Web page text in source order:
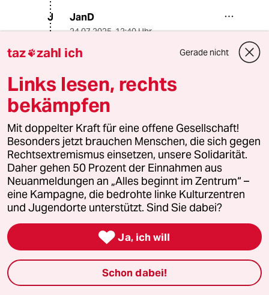
J JanD
24.07.2025,12:40 Uhr
@Christian Deinhart:
22-23 ist der Medienlohn in DE. Mehr
gibt es am Band bei Daimler.
Janix
24.07.2025 ,17:49 Uhr
@JanD:
Die Autoindustrie wird von uns allen
teuer mitbezahlt, über die offenen
und verdeckten Zuschüsse bzw. die
ganzen nicht selbst gezahlten
den Vorarbeiter, der finanziell und
von den Bedingungen viele
Akademikers in den Senkel stellt.
taz zahl ich Gerade nicht
Links lesen, rechts
bekämpfen
Mit doppelter Kraft für eine offene Gesellschaft!
Besonders jetzt brauchen Menschen, die sich gegen
Rechtsextremismus einsetzen, unsere Solidarität.
Daher gehen 50 Prozent der Einnahmen aus
Neuanmeldungen an „Alles beginnt im Zentrum“ –
eine Kampagne, die bedrohte linke Kulturzentren
und Jugendorte unterstützt. Sind Sie dabei?
 Ja, ich will
Schon dabei!